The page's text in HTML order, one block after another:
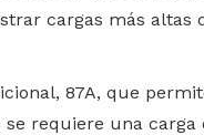
cargas más altas
87A, que
requiere una